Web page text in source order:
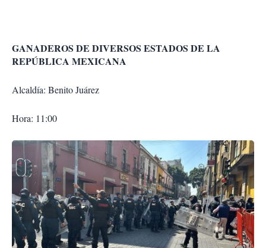
GANADEROS DE DIVERSOS ESTADOS DE LA
REPÚBLICA MEXICANA
Alcaldía: Benito Juárez
Hora: 11:00